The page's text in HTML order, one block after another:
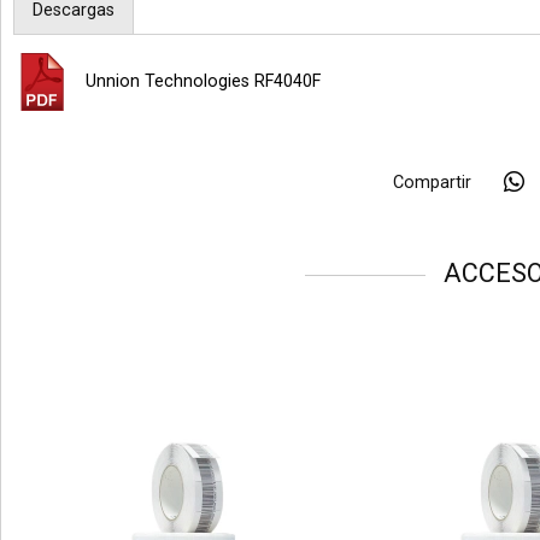
Descargas
Unnion Technologies RF4040F
Compartir